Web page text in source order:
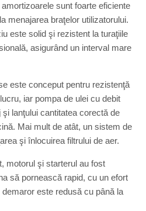
sunt foarte eficiente
menajarea braţelor utilizatorului.
este solid şi rezistent la turaţiile
asigurând un interval mare
este conceput pentru rezistenţă
iar pompa de ulei cu debit
lanţului cantitatea corectă de
Mai mult de atât, un sistem de
şi înlocuirea filtrului de aer.
motorul şi starterul au fost
să pornească rapid, cu un efort
este redusă cu până la